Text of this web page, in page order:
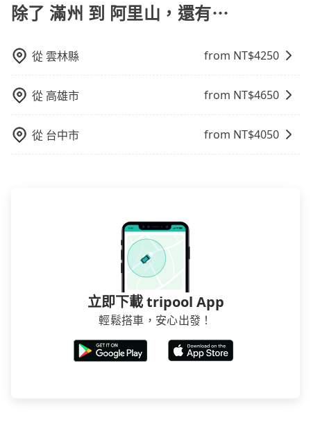
往市區還是郊區，我們都可以為您提供最佳的旅遊體
驗。所以，如果您正在尋找一家可靠的包車公司，
里程數5公里內加收200元。雖然可能有些路線完全順
路，但是司機多點停靠就會有額外的等待時間，收取額
除了 滿州 到 阿里山，還有⋯
從雲林縣 from NT$4250
從 高雄市 from NT$4650
從 台中市 from NT$4050
立即下載 tripool App
輕鬆搭車，安心出發！